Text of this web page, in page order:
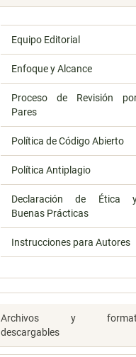
Equipo Editorial
Enfoque y Alcance
Proceso de Revisión
Pares
Política de Código Abierto
Política Antiplagio
Declaración de Ética
Buenas Prácticas
Instrucciones para Autores
Archivos y
descargables